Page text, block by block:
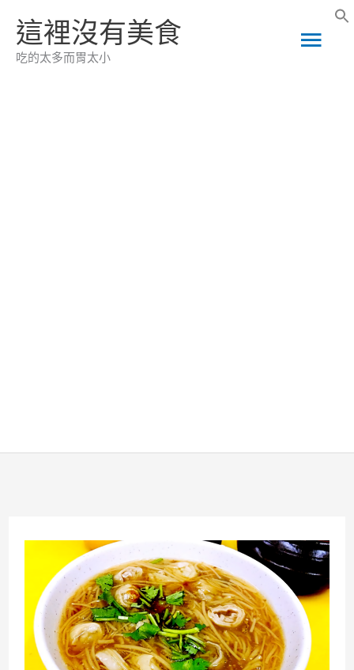
這裡沒有美食
吃的太多而胃太小
主